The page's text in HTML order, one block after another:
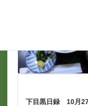
下目黒日録 10月